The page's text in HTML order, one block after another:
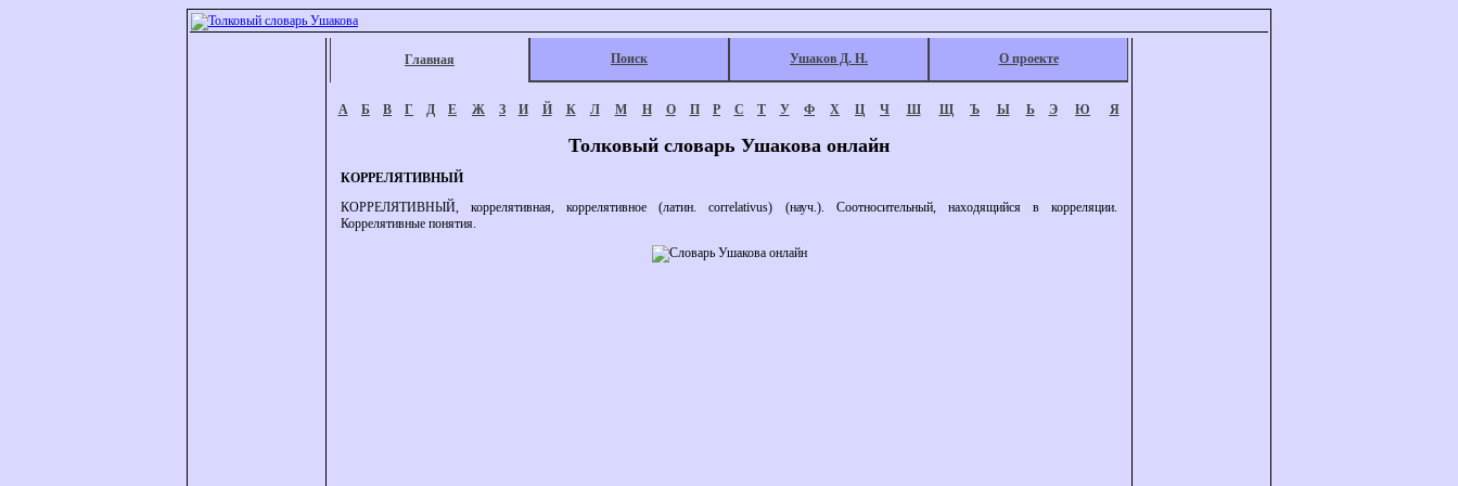
Главная Поиск Ушаков Д. Н. О проекте
А Б В Г Д Е Ж З И Й К Л М Н О П Р С Т У Ф Х Ц Ч Ш Щ Ъ Ы Ь Э Ю Я
Толковый словарь Ушакова онлайн
КОРРЕЛЯТИВНЫЙ
КОРРЕЛЯТИВНЫЙ, коррелятивная, коррелятивное (латин. correlativus) (науч.). Соотносительный, находящийся в корреляции.
Коррелятивные понятия.